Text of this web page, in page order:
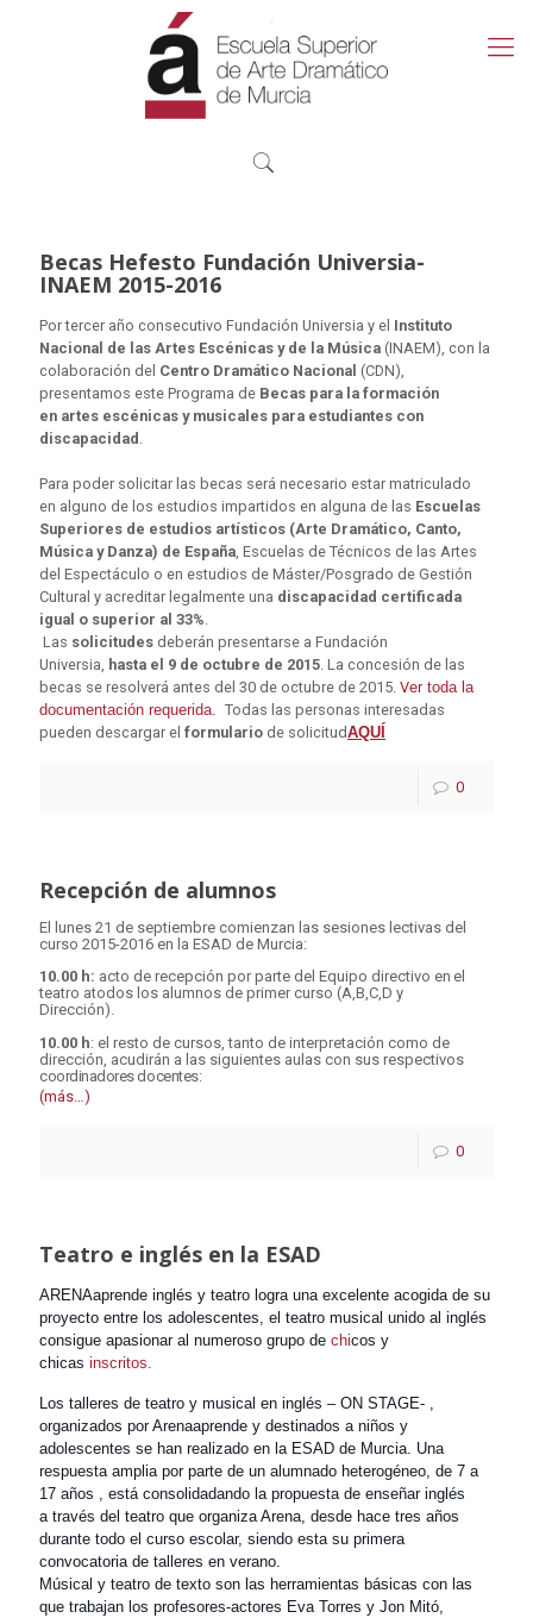
Becas Hefesto Fundación Universia-
INAEM 2015-2016
Por tercer año consecutivo Fundación Universia y el Instituto
Nacional de las Artes Escénicas y de la Música (INAEM), con la
colaboración del Centro Dramático Nacional (CDN),
presentamos este Programa de Becas para la formación
en artes escénicas y musicales para estudiantes con
discapacidad .
Para poder solicitar las becas será necesario estar matriculado
en alguno de los estudios impartidos en alguna de las Escuelas
Superiores de estudios artísticos (Arte Dramático, Canto,
Música y Danza) de España, Escuelas de Técnicos de las Artes
del Espectáculo o en estudios de Máster/Posgrado de Gestión
Cultural y acreditar legalmente una discapacidad certificada
igual o superior al 33%.
Las solicitudes deberán presentarse a Fundación
Universia, hasta el 9 de octubre de 2015. La concesión de las
becas se resolverá antes del 30 de octubre de 2015. Ver toda la
documentación requerida. Todas las personas interesadas
pueden descargar el formulario de solicitudAQUÍ
0
Recepción de alumnos
El lunes 21 de septiembre comienzan las sesiones lectivas del
curso 2015-2016 en la ESAD de Murcia:
10.00 h: acto de recepción por parte del Equipo directivo en el
teatro atodos los alumnos de primer curso (A,B,C,D y
Dirección).
10.00 h: el resto de cursos, tanto de interpretación como de
dirección, acudirán a las siguientes aulas con sus respectivos
coordinadores docentes:
(más…)
0
Teatro e inglés en la ESAD
ARENAaprende inglés y teatro logra una excelente acogida de su
proyecto entre los adolescentes, el teatro musical unido al inglés
consigue apasionar al numeroso grupo de chicos y
chicas inscritos.
Los talleres de teatro y musical en inglés – ON STAGE- ,
organizados por Arenaaprende y destinados a niños y
adolescentes se han realizado en la ESAD de Murcia. Una
respuesta amplia por parte de un alumnado heterogéneo, de 7 a
17 años , está consolidadando la propuesta de enseñar inglés
a través del teatro que organiza Arena, desde hace tres años
durante todo el curso escolar, siendo esta su primera
convocatoria de talleres en verano.
Músical y teatro de texto son las herramientas básicas con las
que trabajan los profesores-actores Eva Torres y Jon Mitó,